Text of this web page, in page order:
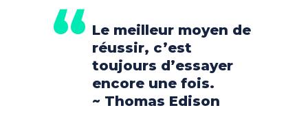
Le meilleur moyen de
réussir, c’est
toujours d’essayer
encore une fois.
~ Thomas Edison